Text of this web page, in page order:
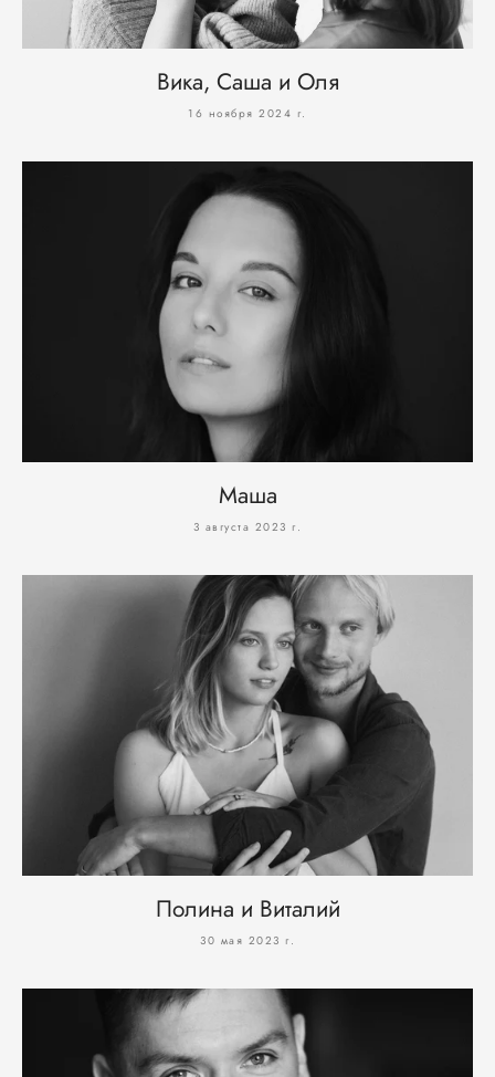
Вика, Саша и Оля
16 ноября 2024 г.
Маша
3 августа 2023 г.
Полина и Виталий
30 мая 2023 г.